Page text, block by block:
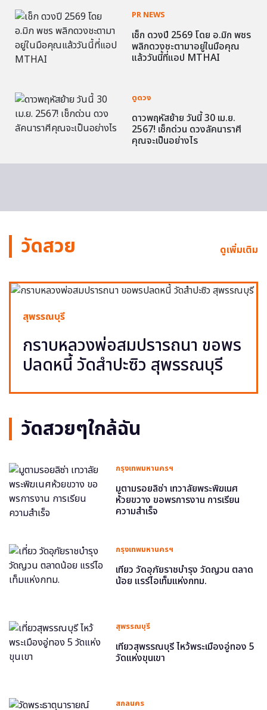
PR NEWS
เช็ก ดวงปี 2569 โดย อ.มิก พชร
พลิกดวงชะตามาอยู่ในมือคุณ
แล้ววันนี้ที่แอป MTHAI
ดูดวง
ดาวพฤหัสย้าย วันนี้ 30 เม.ย.
2567! เช็กด่วน ดวงลัคนาราศี
คุณจะเป็นอย่างไร
วัดสวย ดูเพิ่มเติม
สุพรรณบุรี
กราบหลวงพ่อสมปรารถนา ขอพร
ปลดหนี้ วัดสำปะซิว สุพรรณบุรี
วัดสวยๆใกล้ฉัน
กรุงเทพมหานครฯ
มูตามรอยลิซ่า เทวาลัยพระพิฆเนศ
ห้วยขวาง ขอพรการงาน การเรียน
ความสำเร็จ
กรุงเทพมหานครฯ
เที่ยว วัดอุภัยราชบำรุง วัดญวน ตลาด
น้อย แรร์ไอเท็มแห่งกทม.
สุพรรณบุรี
เที่ยวสุพรรณบุรี ไหว้พระเมืองอู่ทอง 5
วัดแห่งขุนเขา
สกลนคร